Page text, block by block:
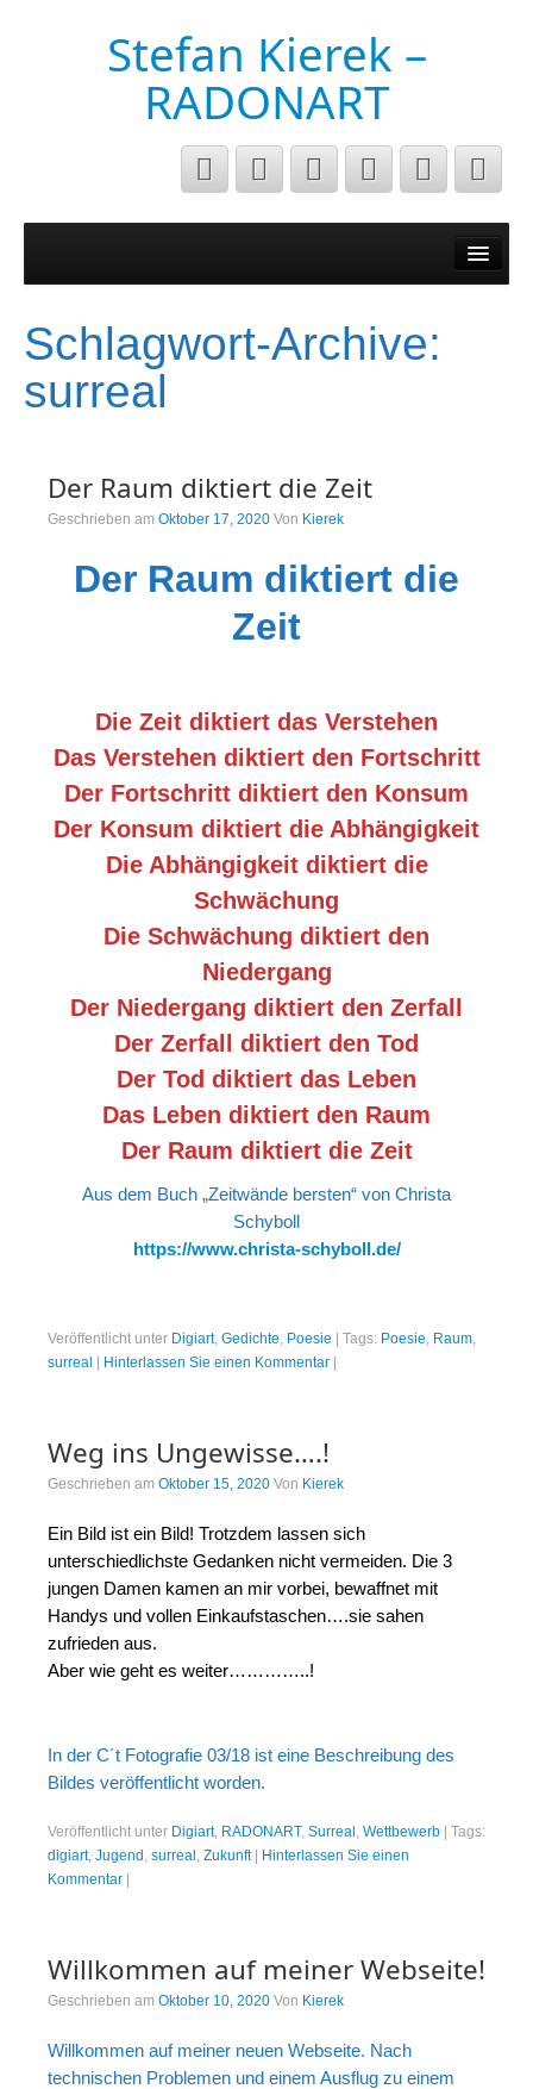
Stefan Kierek –
RADONART
Musik&Art
Surreal
Luftaufnahmen
Wettbewerb
Stefan´s EduPortal
Schlagwort-Archive:
surreal
Der Raum diktiert die Zeit
Geschrieben am Oktober 17, 2020 Von Kierek
Der Raum diktiert die
Zeit
Die Zeit diktiert das Verstehen
Das Verstehen diktiert den Fortschritt
Der Fortschritt diktiert den Konsum
Der Konsum diktiert die Abhängigkeit
Die Abhängigkeit diktiert die
Schwächung
Die Schwächung diktiert den
Niedergang
Der Niedergang diktiert den Zerfall
Der Zerfall diktiert den Tod
Der Tod diktiert das Leben
Das Leben diktiert den Raum
Der Raum diktiert die Zeit
Aus dem Buch „Zeitwände bersten“ von Christa
Schyboll
https://www.christa-schyboll.de/
Veröffentlicht unter Digiart, Gedichte, Poesie Tags: Poesie, Raum,
surreal
Hinterlassen Sie einen Kommentar
Weg ins Ungewisse….!
Geschrieben am Oktober 15, 2020 Von Kierek
Ein Bild ist ein Bild! Trotzdem lassen sich
unterschiedlichste Gedanken nicht vermeiden. Die 3
jungen Damen kamen an mir vorbei, bewaffnet mit
Handys und vollen Einkaufstaschen….sie sahen
zufrieden aus.
Aber wie geht es weiter…………..!
In der C´t Fotografie 03/18 ist eine Beschreibung des
Bildes veröffentlicht worden.
Veröffentlicht unter Digiart, RADONART, Surreal , Wettbewerb
Tags:
digiart, Jugend , surreal , Zukunft
Hinterlassen Sie einen
Kommentar
Willkommen auf meiner Webseite!
Geschrieben am Oktober 10, 2020 Von Kierek
Willkommen auf meiner neuen Webseite. Nach
technischen Problemen und einem Ausflug zu einem